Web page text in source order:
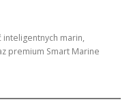
inteligentnych marin,
premium Smart Marine